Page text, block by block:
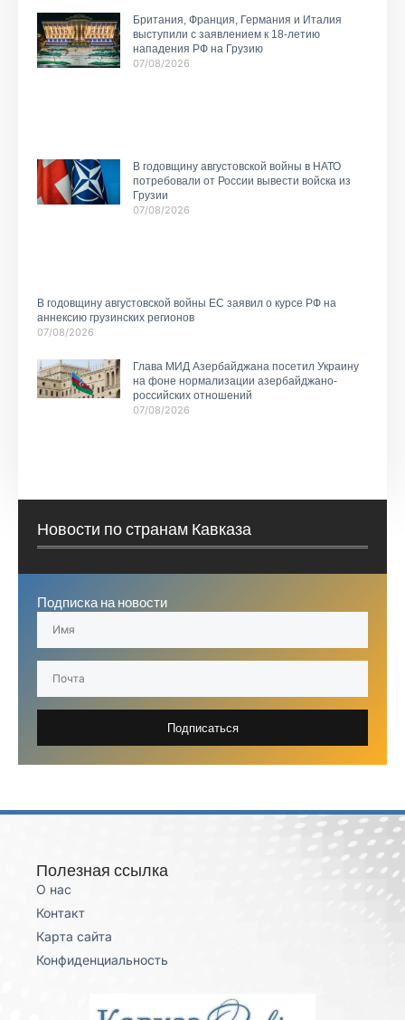
Британия, Франция, Германия и Италия
выступили с заявлением к 18-летию
нападения РФ на Грузию
07/08/2026
В годовщину августовской войны в НАТО
потребовали от России вывести войска из
Грузии
07/08/2026
В годовщину августовской войны ЕС заявил о курсе РФ на
аннексию грузинских регионов
07/08/2026
Глава МИД Азербайджана посетил Украину
на фоне нормализации азербайджано-
российских отношений
07/08/2026
Новости по странам Кавказа
Подписка на новости
Подписаться
Полезная ссылка
О нас
Контакт
Карта сайта
Конфиденциальность